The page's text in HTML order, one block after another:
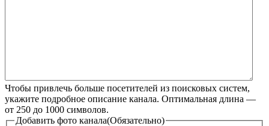
Чтобы привлечь больше посетителей из поисковых систем,
укажите подробное описание канала. Оптимальная длина —
от 250 до 1000 символов.
Добавить фото канала(Обязательно)